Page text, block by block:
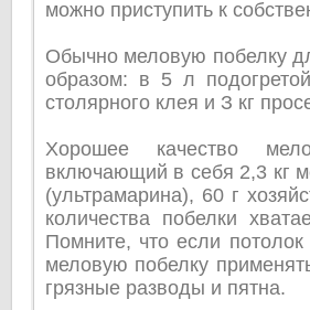
можно приступить к
Обычно меловую побелку
образом: в 5 л
столярного клея и З кг
Хорошее качество
включающий в себя 2,3 кг
(ультрамарина), 60 г
количества побелки
Помните, что если
меловую побелку
грязные разводы и пятна.